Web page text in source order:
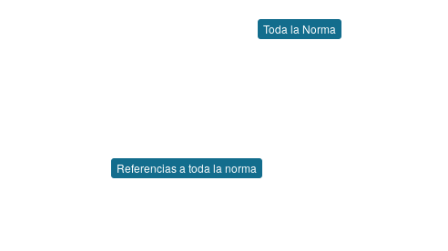
Toda la Norma
Referencias a toda la norma